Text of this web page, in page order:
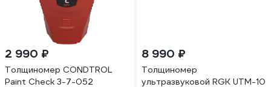
2 990 ₽
Толщиномер CONDTROL
Paint Сheck 3-7-052
8 990 ₽
Толщиномер
ультразвуковой RGK UTM-10